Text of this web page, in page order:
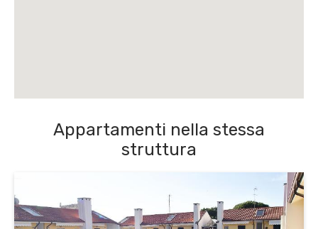
Appartamenti nella stessa
struttura